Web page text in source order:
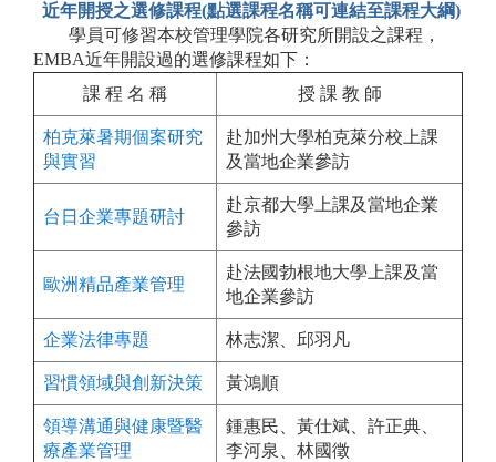
近年開授之選修課程(點選課程名稱可連結至課程大綱)
學員可修習本校管理學院各研究所開設之課程，
EMBA近年開設過的選修課程如下：
課 程 名 稱
授 課 教 師
柏克萊暑期個案研究
與實習
赴加州大學柏克萊分校上課
及當地企業參訪
台日企業專題研討
赴京都大學上課及當地企業
參訪
歐洲精品產業管理
赴法國勃根地大學上課及當
地企業參訪
企業法律專題 林志潔、邱羽凡
習慣領域與創新決策 黃鴻順
領導溝通與健康暨醫
療產業管理
鍾惠民、黃仕斌、許正典、
李河泉、林國徵